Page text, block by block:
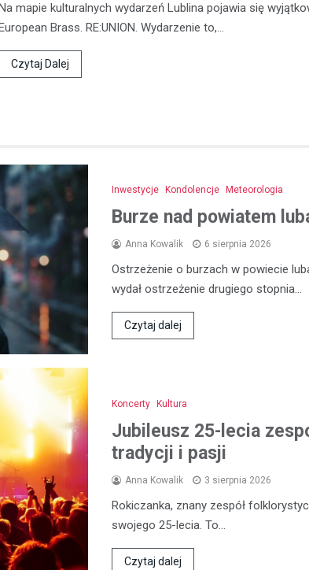
mapie kulturalnych wydarzeń Lublina pojawia się
Brass. RE:UNION. Wydarzenie to,…
Czytaj Dalej
Inwestycje Kondolencje Meteorologia
Burze nad powiatem
Anna Kowalik 6 sierpnia 2026
Ostrzeżenie o burzach w powiecie
wydał ostrzeżenie drugiego stopnia…
Czytaj dalej
Koncerty Kultura
Jubileusz 25-lecia
tradycji i pasji
Anna Kowalik 3 sierpnia 2026
Rokiczanka, znany zespół
swojego 25-lecia. To…
Czytaj dalej